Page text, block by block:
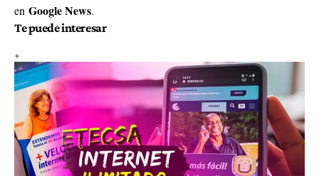
en Google News.
Te puede interesar